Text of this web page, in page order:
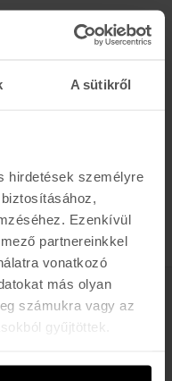
A sütikről
hirdetések személyre
Ezenkívül
partnereinkkel
vonatkozó
más olyan
számukra vagy az
gyűjtöttek.
Eco Universal
Fresh
6.500 Ft
akciókról
FELIRATKOZOM »